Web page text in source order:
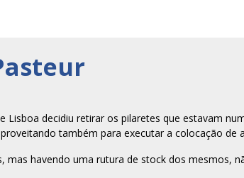
Lisboa decidiu retirar os pilaretes que estavam
também para executar a colocação de
mas havendo uma rutura de stock dos mesmos,